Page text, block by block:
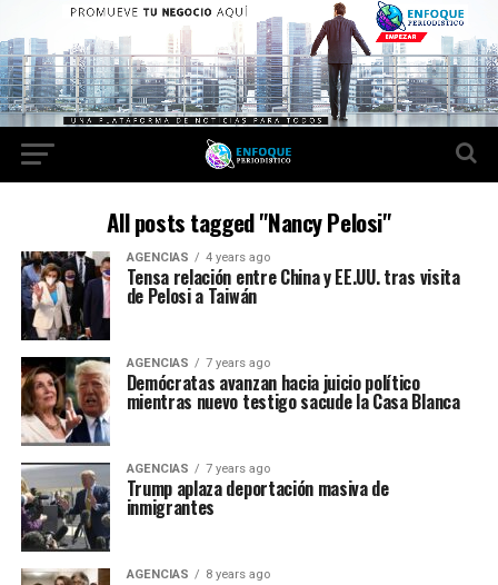
All posts tagged "Nancy Pelosi"
AGENCIAS 4 years ago
Tensa relación entre China y EE.UU. tras visita
de Pelosi a Taiwán
AGENCIAS 7 years ago
Demócratas avanzan hacia juicio político
mientras nuevo testigo sacude la Casa Blanca
AGENCIAS 7 years ago
Trump aplaza deportación masiva de
inmigrantes
AGENCIAS 8 years ago